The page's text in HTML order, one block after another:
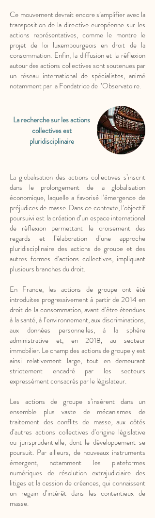
Ce mouvement devrait encore s’amplifier avec la
transposition de la directive européenne sur les
actions représentatives, comme le montre le
projet de loi luxembourgeois en droit de la
consommation. Enfin, la diffusion et la réflexion
autour des actions collectives sont soutenues par
un réseau international de spécialistes, animé
notamment par la Fondatrice de l’Observatoire.
La recherche sur les actions
collectives est
pluridisciplinaire
La globalisation des actions collectives s’inscrit
dans le prolongement de la globalisation
économique, laquelle a favorisé l’émergence de
préjudices de masse. Dans ce contexte, l’objectif
poursuivi est la création d’un espace international
de réflexion permettant le croisement des
regards et l’élaboration d’une approche
pluridisciplinaire des actions de groupe et des
autres formes d’actions collectives, impliquant
plusieurs branches du droit.
En France, les actions de groupe ont été
introduites progressivement à partir de 2014 en
droit de la consommation, avant d’être étendues
à la santé, à l’environnement, aux discriminations,
aux données personnelles, à la sphère
administrative et, en 2018, au secteur
immobilier. Le champ des actions de groupe y est
ainsi relativement large, tout en demeurant
strictement encadré par les secteurs
expressément consacrés par le législateur.
Les actions de groupe s’insèrent dans un
ensemble plus vaste de mécanismes de
traitement des conflits de masse, aux côtés
d’autres actions collectives d’origine législative
ou jurisprudentielle, dont le développement se
poursuit. Par ailleurs, de nouveaux instruments
émergent, notamment les plateformes
numériques de résolution extrajudiciaire des
litiges et la cession de créances, qui connaissent
un regain d’intérêt dans les contentieux de
masse.